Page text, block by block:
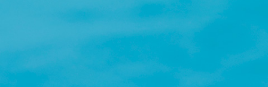
NO TE PIERDAS !
No dejes de leer
no te pierdas esa